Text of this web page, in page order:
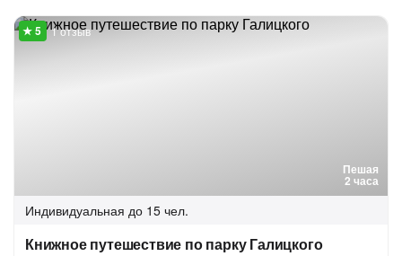
Пешая
2 часа
1 отзыв
Индивидуальная до 15 чел.
Книжное путешествие по парку Галицкого